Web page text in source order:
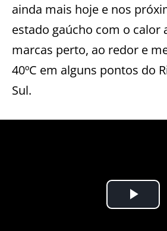
ainda mais hoje e nos
estado gaúcho com o calor
marcas perto, ao redor e
40ºC em alguns pontos do
Sul.